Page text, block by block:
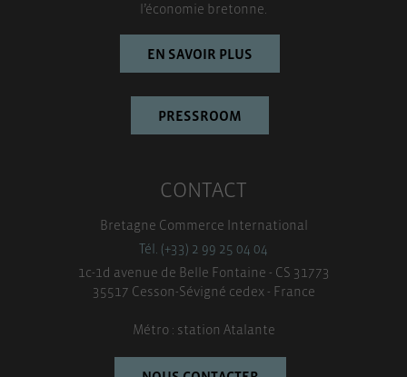
l’économie bretonne.
EN SAVOIR PLUS
PRESSROOM
CONTACT
Bretagne Commerce International
Tél. (+33) 2 99 25 04 04
1c-1d avenue de Belle Fontaine - CS 31773
35517 Cesson-Sévigné cedex - France
Métro : station Atalante
TOUT ACCEPTER